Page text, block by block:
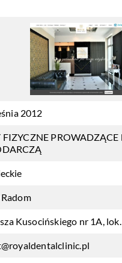
2012
FIZYCZNE
Kusocińskiego nr 1A, lok.